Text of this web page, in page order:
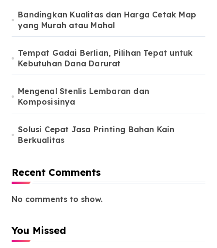
Bandingkan Kualitas dan Harga Cetak Map
yang Murah atau Mahal
Tempat Gadai Berlian, Pilihan Tepat untuk
Kebutuhan Dana Darurat
Mengenal Stenlis Lembaran dan
Komposisinya
Solusi Cepat Jasa Printing Bahan Kain
Berkualitas
Recent Comments
No comments to show.
You Missed